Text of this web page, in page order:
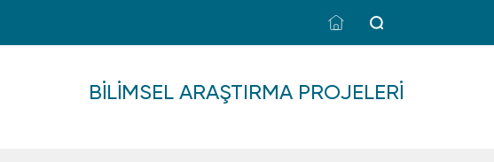
BILIMSEL ARAŞTIRMA PROJELERI